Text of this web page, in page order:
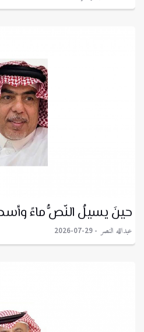
حينَ يسيلُ النّصُّ ماءً
عبدالله النصر 2026-07-29